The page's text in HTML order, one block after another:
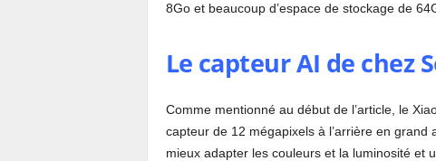
8Go et beaucoup d’espace de stockage de
Le capteur AI de chez
Comme mentionné au début de l’article, le
capteur de 12 mégapixels à l’arrière en
mieux adapter les couleurs et la luminosité et